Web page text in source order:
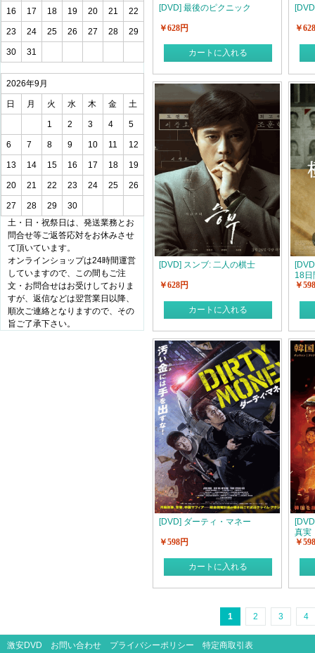
16 17 18 19 20 21 22
23 24 25 26 27 28 29
30 31
2026年9月
日 月 火 水 木 金 土
1 2 3 4 5
6 7 8 9 10 11 12
13 14 15 16 17 18 19
20 21 22 23 24 25 26
27 28 29
30
土・日・祝祭日は、発送業務とお
問合せ等ご返答応対をお休みさせ
て頂いています。
オンラインショップは24時間運営
していますので、この間もご注
文・お問合せはお受けしておりま
すが、返信などは翌営業日以降、
順次ご連絡となりますので、その
旨ご了承下さい。
[DVD] 最後のピクニック
￥628円
カートに入れる
￥
[DVD] スンブ: 二人の棋士
￥628円
カートに入れる
18日
￥
[DVD] ダーティ・マネー
￥598円
カートに入れる
真実
￥
1 2 3 4
激安DVD お問い合わせ プライバシーポリシー 特定商取引表